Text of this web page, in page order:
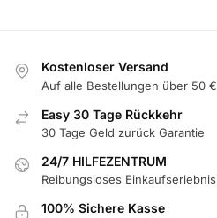
Kostenloser Versand
Auf alle Bestellungen über 50 €
Easy 30 Tage Rückkehr
30 Tage Geld zurück Garantie
24/7 HILFEZENTRUM
Reibungsloses Einkaufserlebnis
100% Sichere Kasse